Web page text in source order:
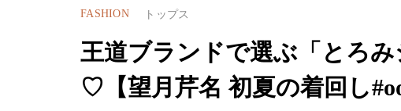
FASHION トップス
王道ブランドで選ぶ「とろ
♡【望月芹名 初夏の着回し